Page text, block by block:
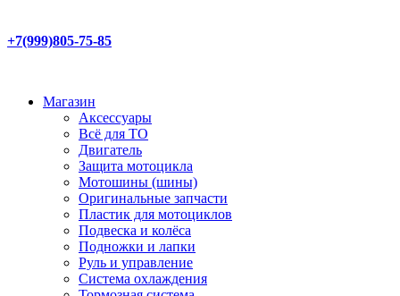
+7(999)805-75-85
Магазин
Аксессуары
Всё для ТО
Двигатель
Защита мотоцикла
Мотошины (шины)
Оригинальные запчасти
Пластик для мотоциклов
Подвеска и колёса
Подножки и лапки
Руль и управление
Система охлаждения